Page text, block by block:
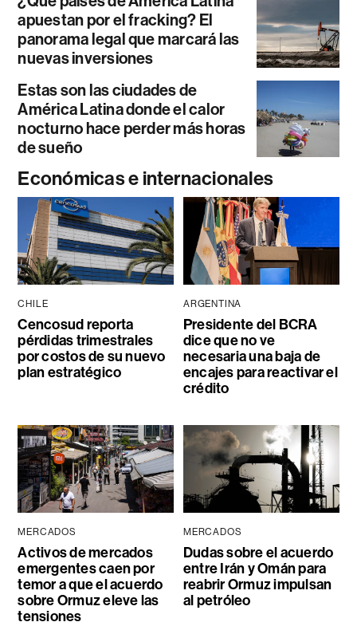
apuestan por el fracking? El
panorama legal que marcará las
nuevas inversiones
Estas son las ciudades de
América Latina donde el calor
nocturno hace perder más horas
de sueño
Económicas e internacionales
CHILE
Cencosud reporta
pérdidas trimestrales
por costos de su nuevo
plan estratégico
ARGENTINA
Presidente del BCRA
dice que no ve
necesaria una baja de
encajes para reactivar el
crédito
MERCADOS
Activos de mercados
emergentes caen por
temor a que el acuerdo
sobre Ormuz eleve las
tensiones
MERCADOS
Dudas sobre el acuerdo
entre Irán y Omán para
reabrir Ormuz impulsan
al petróleo